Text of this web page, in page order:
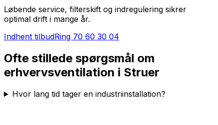
Løbende service, filterskift og indregulering sikrer
optimal drift i mange år.
Indhent tilbudRing 70 60 30 04
Ofte stillede spørgsmål om
erhvervsventilation i Struer
Hvor lang tid tager en industriinstallation?